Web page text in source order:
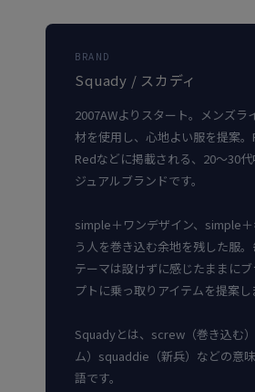
BRAND
Squady / スカディ
2007AWよりスタート。メンズラ
材を使用し、心地よい服を提案。
Redなどに掲載される、20〜30
ジュアルブランドです。
simple＋ワンデザイン、simple
う人を巻き込む余地を残した服。
テーマは設けずに感じたままに
プトに乗っ取りアイテムを提案し
Squadyとは、screw（巻き込む
ム）squaddie（新兵）などの意
語です。